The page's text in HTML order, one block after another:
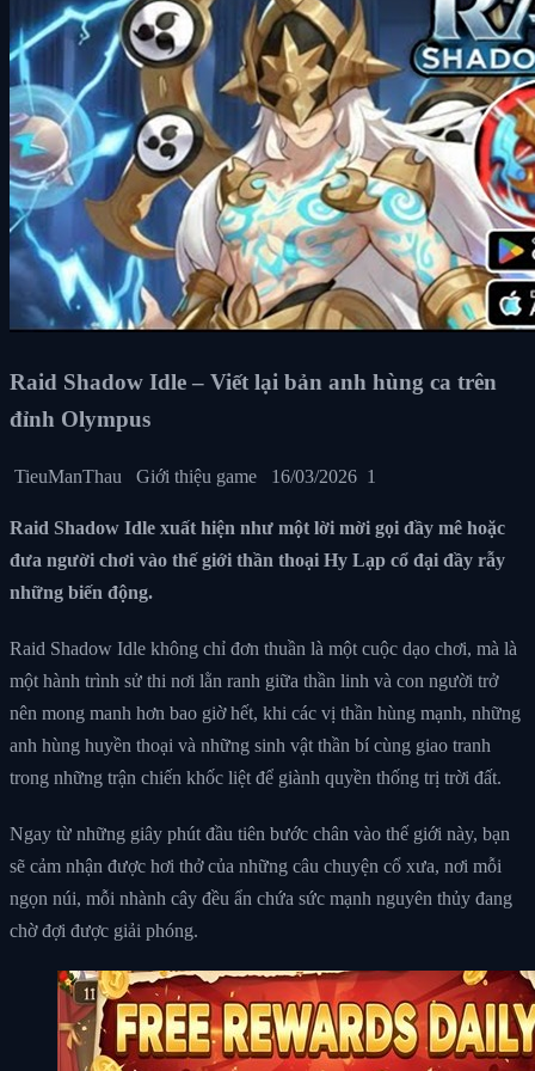
Raid Shadow Idle – Viết lại bản anh hùng ca trên
đỉnh Olympus
TieuManThau Giới thiệu game 16/03/2026 1
Raid Shadow Idle xuất hiện như một lời mời gọi đầy mê hoặc
đưa người chơi vào thế giới thần thoại Hy Lạp cổ đại đầy rẫy
những biến động.
Raid Shadow Idle không chỉ đơn thuần là một cuộc dạo chơi, mà là
một hành trình sử thi nơi lằn ranh giữa thần linh và con người trở
nên mong manh hơn bao giờ hết, khi các vị thần hùng mạnh, những
anh hùng huyền thoại và những sinh vật thần bí cùng giao tranh
trong những trận chiến khốc liệt để giành quyền thống trị trời đất.
Ngay từ những giây phút đầu tiên bước chân vào thế giới này, bạn
sẽ cảm nhận được hơi thở của những câu chuyện cổ xưa, nơi mỗi
ngọn núi, mỗi nhành cây đều ẩn chứa sức mạnh nguyên thủy đang
chờ đợi được giải phóng.